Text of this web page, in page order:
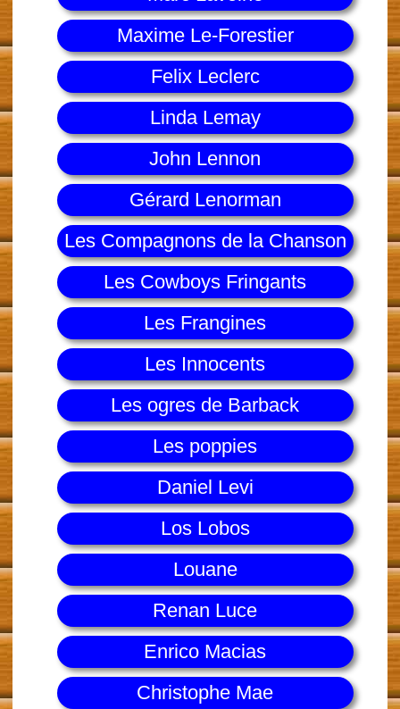
Maxime Le-Forestier
Felix Leclerc
Linda Lemay
John Lennon
Gérard Lenorman
Les Compagnons de la Chanson
Les Cowboys Fringants
Les Frangines
Les Innocents
Les ogres de Barback
Les poppies
Daniel Levi
Los Lobos
Louane
Renan Luce
Enrico Macias
Christophe Mae